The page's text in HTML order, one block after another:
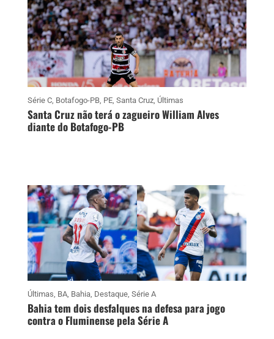
Série C, Botafogo-PB, PE, Santa Cruz, Últimas
Santa Cruz não terá o zagueiro William Alves
diante do Botafogo-PB
Últimas, BA, Bahia, Destaque, Série A
Bahia tem dois desfalques na defesa para jogo
contra o Fluminense pela Série A